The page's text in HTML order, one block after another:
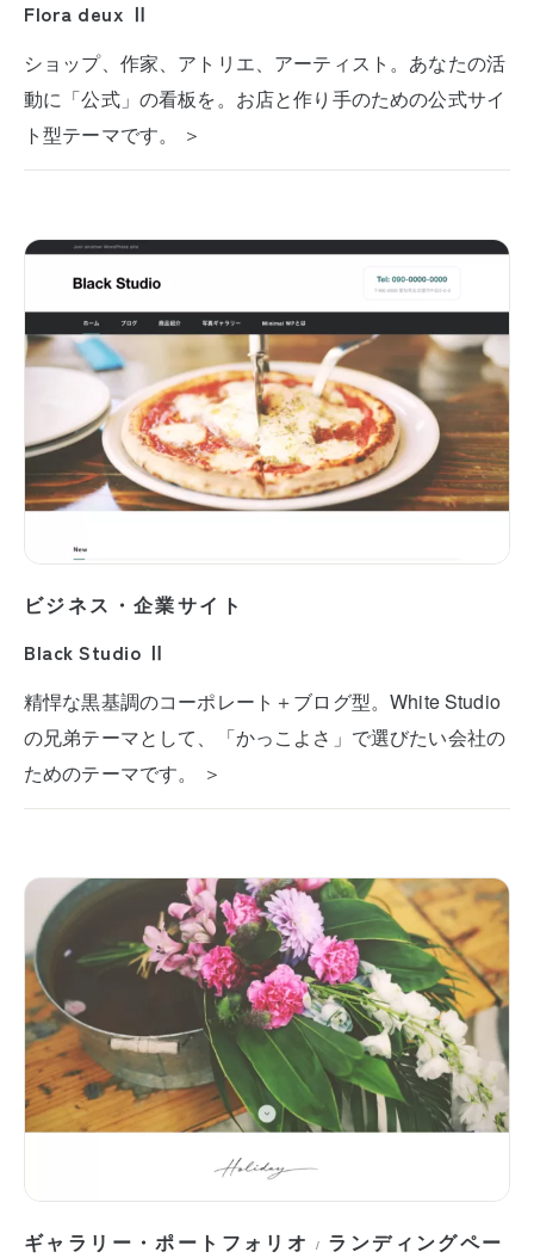
Flora deux Ⅱ
ショップ、作家、アトリエ、アーティスト。あなたの活
動に「公式」の看板を。お店と作り手のための公式サイ
ト型テーマです。 ＞
ビジネス・企業サイト
Black Studio Ⅱ
精悍な黒基調のコーポレート＋ブログ型。White Studio
の兄弟テーマとして、「かっこよさ」で選びたい会社の
ためのテーマです。 ＞
ギャラリー・ポートフォリオ / ランディングペー